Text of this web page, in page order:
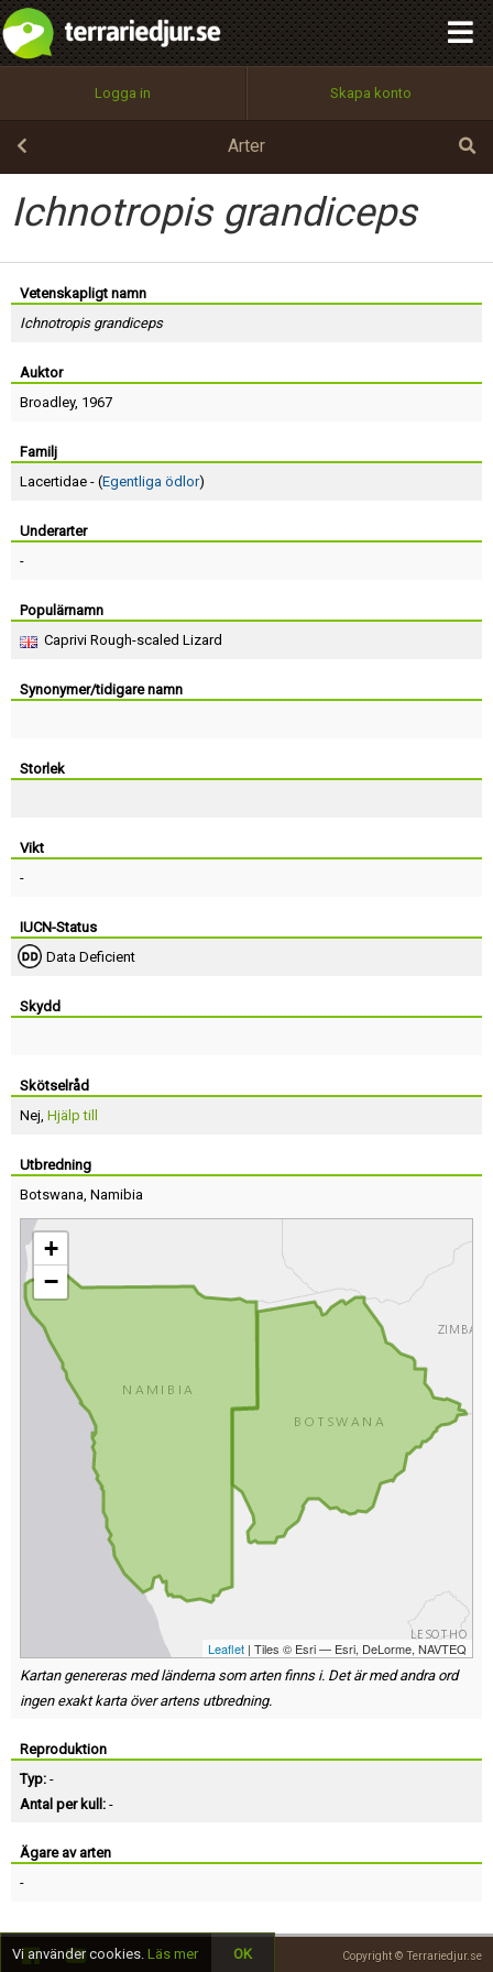
Logga in Skapa konto
Arter
Ichnotropis grandiceps
Vetenskapligt namn
Ichnotropis grandiceps
Auktor
Broadley, 1967
Familj
Lacertidae - (Egentliga ödlor)
Underarter
-
Populärnamn
Caprivi Rough-scaled Lizard
Synonymer/tidigare namn
Storlek
Vikt
-
IUCN-Status
Data Deficient
Skydd
Skötselråd
Nej, Hjälp till
Utbredning
Botswana, Namibia
+
−
Leaflet | Tiles © Esri — Esri, DeLorme, NAVTEQ
Kartan genereras med länderna som arten finns i. Det är med andra ord
ingen exakt karta över artens utbredning.
Reproduktion
Typ: -
Antal per kull: -
Ägare av arten
-
Copyright © Terrariedjur.se
Utför
100%
OK
integritetspolicy
Namn:
Epost:
Lösenord:
Terms of Service
Begär nytt lösenord
Tillbaka till förstasidan
Vi använder cookies. Läs mer OK